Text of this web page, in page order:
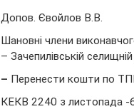
Допов. Євойлов В.В.
Шановні члени
– Зачепилівській
– Перенести кошти по
КЕКВ 2240 з листопада -